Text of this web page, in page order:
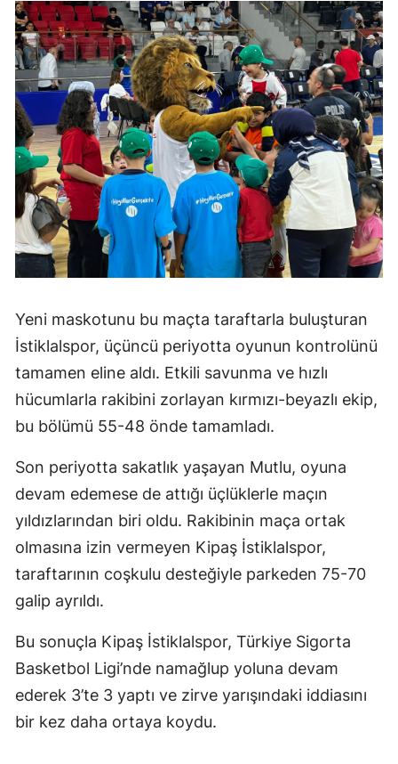
Yeni maskotunu bu maçta taraftarla buluşturan
İstiklalspor, üçüncü periyotta oyunun kontrolünü
tamamen eline aldı. Etkili savunma ve hızlı
hücumlarla rakibini zorlayan kırmızı-beyazlı ekip,
bu bölümü 55-48 önde tamamladı.
Son periyotta sakatlık yaşayan Mutlu, oyuna
devam edemese de attığı üçlüklerle maçın
yıldızlarından biri oldu. Rakibinin maça ortak
olmasına izin vermeyen Kipaş İstiklalspor,
taraftarının coşkulu desteğiyle parkeden 75-70
galip ayrıldı.
Bu sonuçla Kipaş İstiklalspor, Türkiye Sigorta
Basketbol Ligi’nde namağlup yoluna devam
ederek 3’te 3 yaptı ve zirve yarışındaki iddiasını
bir kez daha ortaya koydu.